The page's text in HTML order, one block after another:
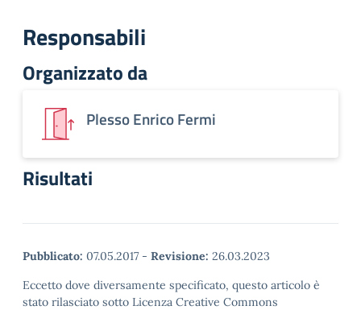
Responsabili
Organizzato da
Plesso Enrico Fermi
Risultati
Pubblicato: 07.05.2017 - Revisione: 26.03.2023
Eccetto dove diversamente specificato, questo articolo è
stato rilasciato sotto Licenza Creative Commons